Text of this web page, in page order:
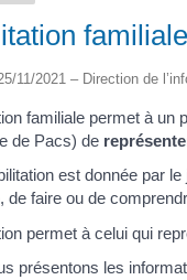
familiale
11/2021 – Direction de
familiale permet à
de Pacs) de
est donnée par
de faire ou de
permet à celui qui
présentons les